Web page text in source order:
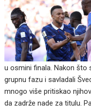
u osmini finala. Nakon što
grupnu fazu i savladali
mnogo više pritiskao
da zadrže nade za titulu.